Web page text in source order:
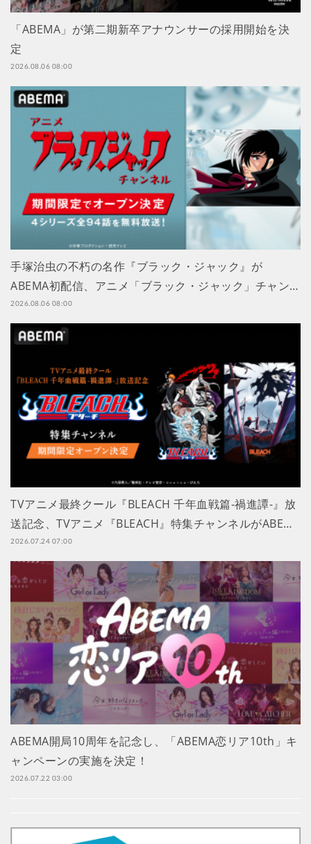
「ABEMA」が第二期新卒アナウンサーの採用開始を決
定
2026.08.06 08:00
手塚治虫の不朽の名作『ブラック・ジャック』が
ABEMA初配信、アニメ「ブラック・ジャック」チャン…
2026.08.06 08:00
TVアニメ最終クール『BLEACH 千年血戦篇-禍進譚-』放
送記念、TVアニメ『BLEACH』特集チャンネルがABE…
2026.07.24 07:00
ABEMA開局10周年を記念し、「ABEMA恋リア10th」キ
ャンペーンの実施を決定！
2026.07.22 03:00